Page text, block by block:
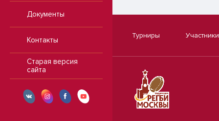
Документы
Контакты
Старая версия
сайта
Турниры Участники